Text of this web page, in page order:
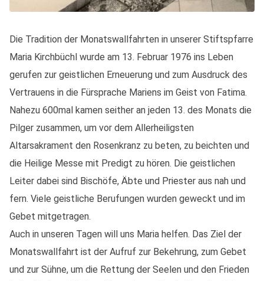
Die Tradition der Monatswallfahrten in unserer Stiftspfarre
Maria Kirchbüchl wurde am 13. Februar 1976 ins Leben
gerufen zur geistlichen Erneuerung und zum Ausdruck des
Vertrauens in die Fürsprache Mariens im Geist von Fatima.
Nahezu 600mal kamen seither an jeden 13. des Monats die
Pilger zusammen, um vor dem Allerheiligsten
Altarsakrament den Rosenkranz zu beten, zu beichten und
die Heilige Messe mit Predigt zu hören. Die geistlichen
Leiter dabei sind Bischöfe, Äbte und Priester aus nah und
fern. Viele geistliche Berufungen wurden geweckt und im
Gebet mitgetragen.
Auch in unseren Tagen will uns Maria helfen. Das Ziel der
Monatswallfahrt ist der Aufruf zur Bekehrung, zum Gebet
und zur Sühne, um die Rettung der Seelen und den Frieden